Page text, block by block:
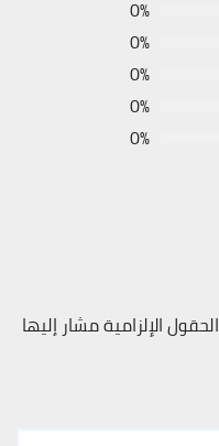
0%
0%
0%
0%
0%
الحقول الإلزامية مشار إليها